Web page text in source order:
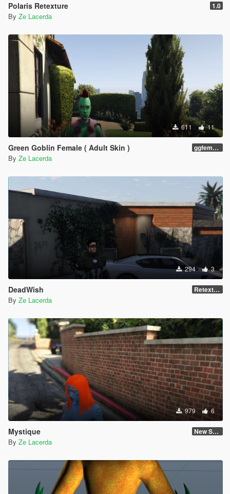
Polaris Retexture 1.0
By Ze Lacerda
611 11
Green Goblin Female ( Adult Skin ) ggfemale01
By Ze Lacerda
294 3
DeadWish Retexture
By Ze Lacerda
979 6
Mystique New Skin
By Ze Lacerda